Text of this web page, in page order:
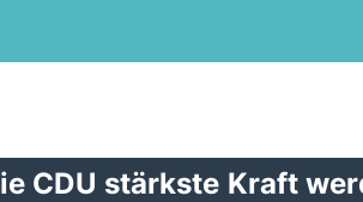
CDU stärkste Kraft